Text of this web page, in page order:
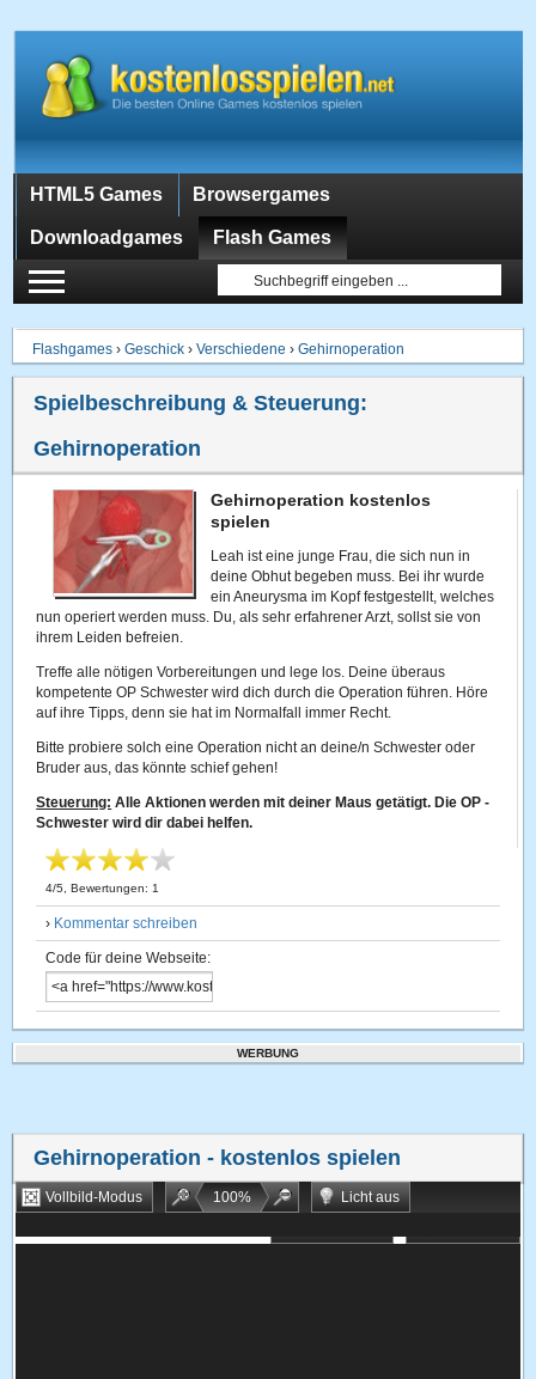
HTML5 Games Browsergames
Downloadgames Flash Games
Flashgames ›Geschick ›Verschiedene ›Gehirnoperation
Spielbeschreibung & Steuerung:
Gehirnoperation
Gehirnoperation kostenlos
spielen
Leah ist eine junge Frau, die sich nun in
deine Obhut begeben muss. Bei ihr wurde
ein Aneurysma im Kopf festgestellt, welches
nun operiert werden muss. Du, als sehr erfahrener Arzt, sollst sie von
ihrem Leiden befreien.
Treffe alle nötigen Vorbereitungen und lege los. Deine überaus
kompetente OP Schwester wird dich durch die Operation führen. Höre
auf ihre Tipps, denn sie hat im Normalfall immer Recht.
Bitte probiere solch eine Operation nicht an deine/n Schwester oder
Bruder aus, das könnte schief gehen!
Steuerung: Alle Aktionen werden mit deiner Maus getätigt. Die OP -
Schwester wird dir dabei helfen.
4/5 , Bewertungen: 1
› Kommentar schreiben
Code für deine Webseite:
WERBUNG
Gehirnoperation - kostenlos spielen
Vollbild-Modus 100%
Licht aus